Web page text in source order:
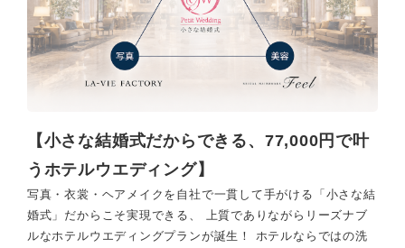
【小さな結婚式だからできる、77,000円で叶
うホテルウエディング】
写真・衣裳・ヘアメイクを自社で一貫して手がける「小さな結
婚式」だからこそ実現できる、 上質でありながらリーズナブ
ルなホテルウエディングプランが誕生！ ホテルならではの洗